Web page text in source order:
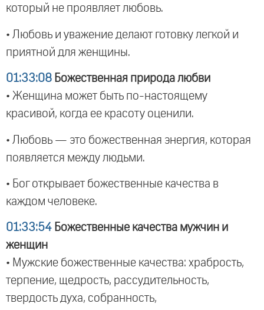
который не проявляет любовь.
• Любовь и уважение делают готовку легкой и
приятной для женщины.
01:33:08 Божественная природа любви
• Женщина может быть по-настоящему
красивой, когда ее красоту оценили.
• Любовь — это божественная энергия, которая
появляется между людьми.
• Бог открывает божественные качества в
каждом человеке.
01:33:54 Божественные качества мужчин и
женщин
• Мужские божественные качества: храбрость,
терпение, щедрость, рассудительность,
твердость духа, собранность,